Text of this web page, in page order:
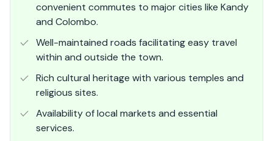
convenient commutes to major cities like Kandy
and Colombo.
Well-maintained roads facilitating easy travel
within and outside the town.
Rich cultural heritage with various temples and
religious sites.
Availability of local markets and essential
services.